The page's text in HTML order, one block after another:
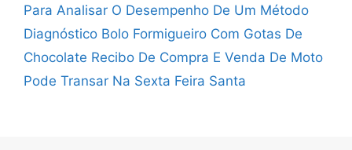
Para Analisar O Desempenho De Um Método
Diagnóstico Bolo Formigueiro Com Gotas De
Chocolate Recibo De Compra E Venda De Moto
Pode Transar Na Sexta Feira Santa